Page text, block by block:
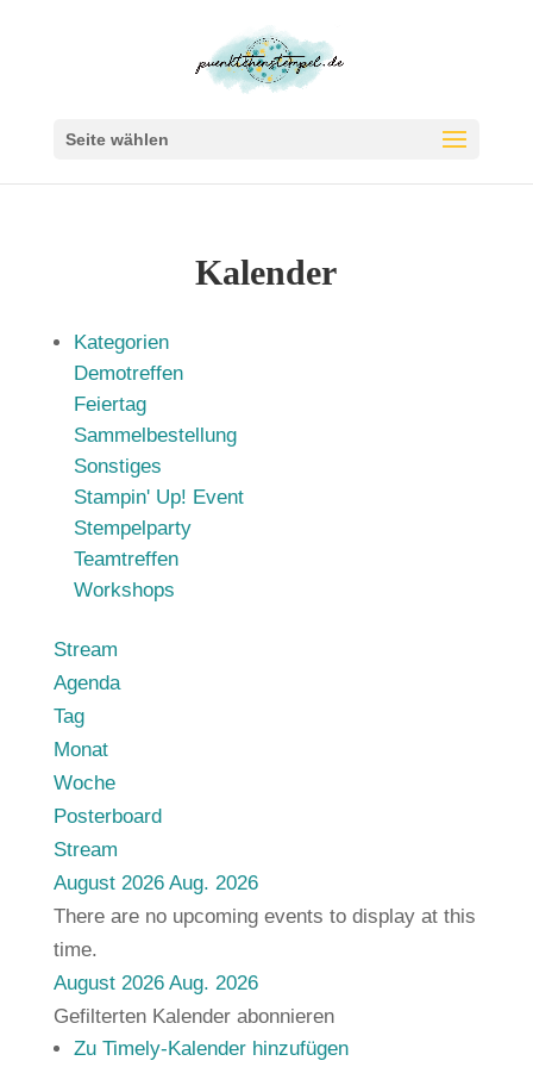
Seite wählen
Kalender
Kategorien
Demotreffen
Feiertag
Sammelbestellung
Sonstiges
Stampin' Up! Event
Stempelparty
Teamtreffen
Workshops
Stream
Agenda
Tag
Monat
Woche
Posterboard
Stream
August 2026 Aug. 2026
There are no upcoming events to display at this
time.
August 2026 Aug. 2026
Gefilterten Kalender abonnieren
Zu Timely-Kalender hinzufügen